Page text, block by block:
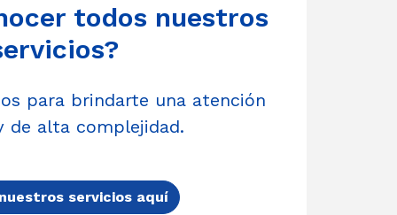
todos nuestros
para brindarte una atención
de alta complejidad.
servicios aquí